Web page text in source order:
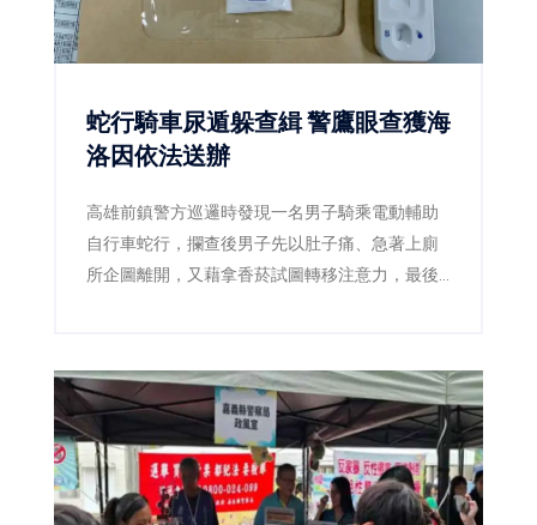
蛇行騎車尿遁躲查緝 警鷹眼查獲海
洛因依法送辦
高雄前鎮警方巡邏時發現一名男子騎乘電動輔助
自行車蛇行，攔查後男子先以肚子痛、急著上廁
所企圖離開，又藉拿香菸試圖轉移注意力，最後